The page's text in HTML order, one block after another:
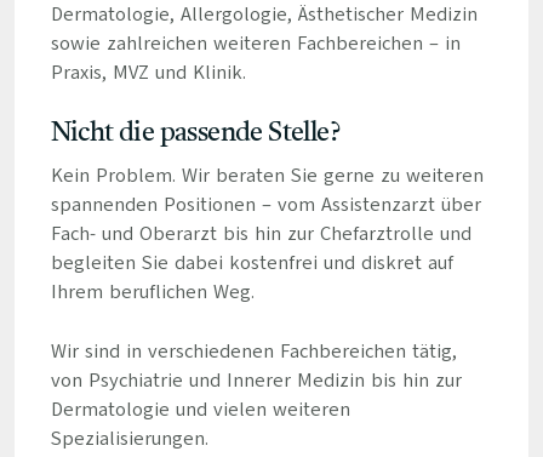
Dermatologie, Allergologie, Ästhetischer Medizin
sowie zahlreichen weiteren Fachbereichen – in
Praxis, MVZ und Klinik.
Nicht die passende Stelle?
Kein Problem. Wir beraten Sie gerne zu weiteren
spannenden Positionen – vom Assistenzarzt über
Fach- und Oberarzt bis hin zur Chefarztrolle und
begleiten Sie dabei kostenfrei und diskret auf
Ihrem beruflichen Weg.
Wir sind in verschiedenen Fachbereichen tätig,
von Psychiatrie und Innerer Medizin bis hin zur
Dermatologie und vielen weiteren
Spezialisierungen.